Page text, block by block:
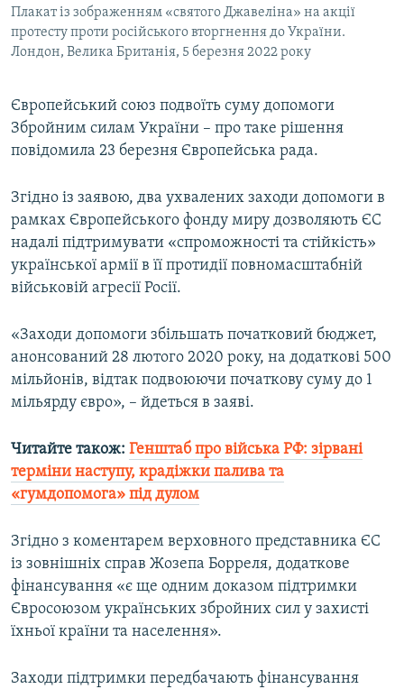
КРИМ РЕАЛІЇ
РУС
КТАТ
Усі сайти RFE/RL
Плакат із зображенням «святого Джавеліна» на акції
протесту проти російського вторгнення до України.
Лондон, Велика Британія, 5 березня 2022 року
Європейський союз подвоїть суму допомоги
Збройним силам України – про таке рішення
повідомила 23 березня Європейська рада.
Згідно із заявою, два ухвалених заходи допомоги в
рамках Європейського фонду миру дозволяють ЄС
надалі підтримувати «спроможності та стійкість»
української армії в її протидії повномасштабній
військовій агресії Росії.
«Заходи допомоги збільшать початковий бюджет,
анонсований 28 лютого 2020 року, на додаткові 500
мільйонів, відтак подвоюючи початкову суму до 1
мільярду євро», – йдеться в заяві.
Читайте також: Генштаб про війська РФ: зірвані
терміни наступу, крадіжки палива та
«гумдопомога» під дулом
Згідно з коментарем верховного представника ЄС
із зовнішніх справ Жозепа Борреля, додаткове
фінансування «є ще одним доказом підтримки
Євросоюзом українських збройних сил у захисті
їхньої країни та населення».
Заходи підтримки передбачають фінансування